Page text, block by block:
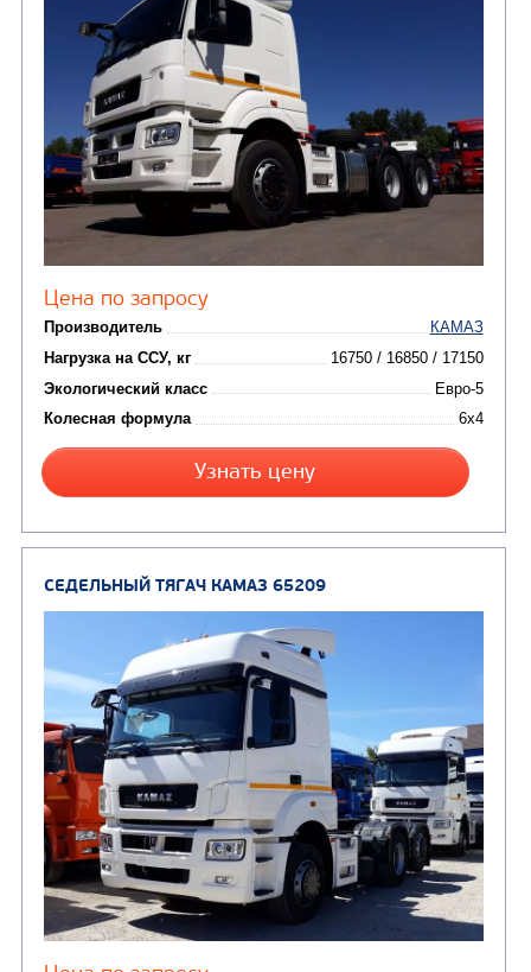
Узнать цену
СЕДЕЛЬНЫЙ ТЯГАЧ КАМАЗ 65116 В
от 6 800 000₽
Производитель
Нагрузка на ССУ, кг
Экологический класс
Колесная формула
Заказать
Кредит/Лизинг